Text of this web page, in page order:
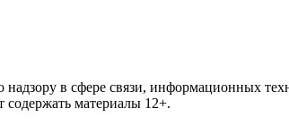
надзору в сфере связи,
содержать материалы 12+.